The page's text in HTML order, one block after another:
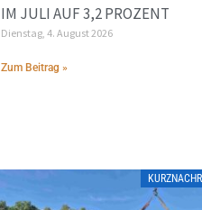
IM JULI AUF 3,2 PROZENT
Dienstag, 4. August 2026
Zum Beitrag »